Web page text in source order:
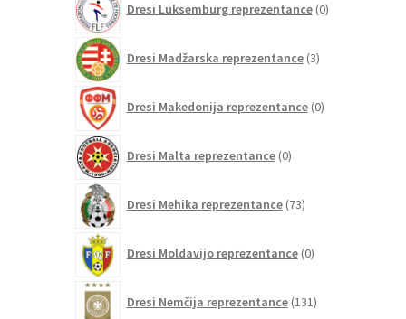
Dresi Luksemburg reprezentance 0izdelkov
Dresi Madžarska reprezentance 3izdelki
Dresi Makedonija reprezentance 0izdelkov
Dresi Malta reprezentance 0izdelkov
Dresi Mehika reprezentance 73izdelkov
Dresi Moldavijo reprezentance 0izdelkov
Dresi Nemčija reprezentance 131izdelkov